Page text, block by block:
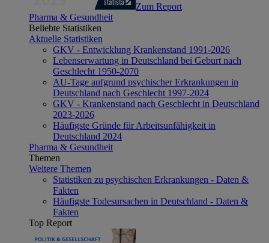
Zum Report
Pharma & Gesundheit
Beliebte Statistiken
Aktuelle Statistiken
GKV - Entwicklung Krankenstand 1991-2026
Lebenserwartung in Deutschland bei Geburt nach
Geschlecht 1950-2070
AU-Tage aufgrund psychischer Erkrankungen in
Deutschland nach Geschlecht 1997-2024
GKV - Krankenstand nach Geschlecht in Deutschland
2023-2026
Häufigste Gründe für Arbeitsunfähigkeit in
Deutschland 2024
Pharma & Gesundheit
Themen
Weitere Themen
Statistiken zu psychischen Erkrankungen - Daten &
Fakten
Häufigste Todesursachen in Deutschland - Daten &
Fakten
Top Report